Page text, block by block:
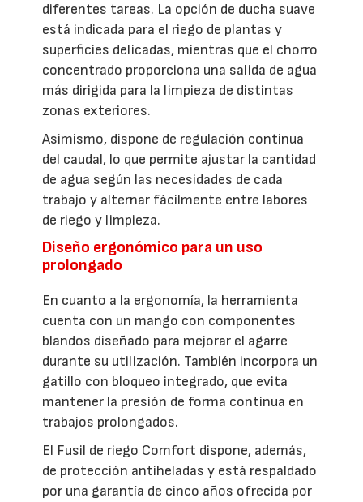
diferentes tareas. La opción de ducha suave
está indicada para el riego de plantas y
superficies delicadas, mientras que el chorro
concentrado proporciona una salida de agua
más dirigida para la limpieza de distintas
zonas exteriores.
Asimismo, dispone de regulación continua
del caudal, lo que permite ajustar la cantidad
de agua según las necesidades de cada
trabajo y alternar fácilmente entre labores
de riego y limpieza.
Diseño ergonómico para un uso
prolongado
En cuanto a la ergonomía, la herramienta
cuenta con un mango con componentes
blandos diseñado para mejorar el agarre
durante su utilización. También incorpora un
gatillo con bloqueo integrado, que evita
mantener la presión de forma continua en
trabajos prolongados.
El Fusil de riego Comfort dispone, además,
de protección antiheladas y está respaldado
por una garantía de cinco años ofrecida por